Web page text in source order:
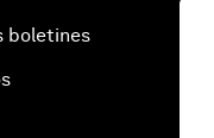
boletines